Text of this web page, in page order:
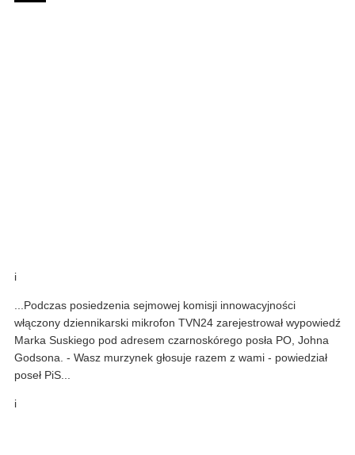
i
...Podczas posiedzenia sejmowej komisji innowacyjności
włączony dziennikarski mikrofon TVN24 zarejestrował wypowiedź
Marka Suskiego pod adresem czarnoskórego posła PO, Johna
Godsona. - Wasz murzynek głosuje razem z wami - powiedział
poseł PiS...
i